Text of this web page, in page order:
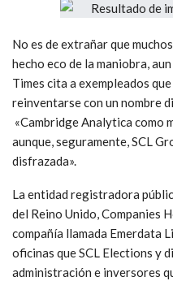
No es de extrañar que
hecho eco de la maniobra,
Times cita a exempleados
reinventarse con un nombre
«Cambridge Analytica como
aunque, seguramente, SCL
disfrazada».
La entidad registradora
del Reino Unido, Companies
compañía llamada Emerdata
oficinas que SCL Elections y
administración e inversores